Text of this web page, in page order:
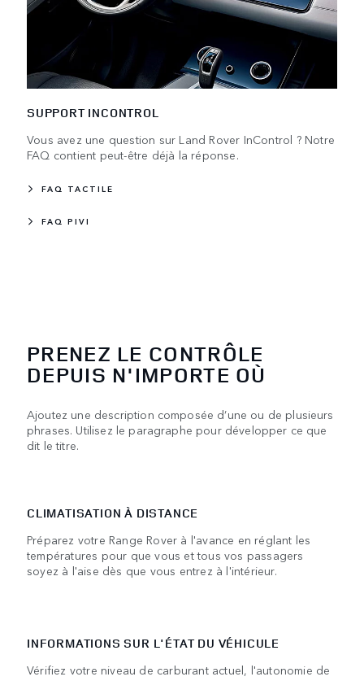
SUPPORT INCONTROL
Vous avez une question sur Land Rover InControl ? Notre
FAQ contient peut-être déjà la réponse.
FAQ TACTILE
FAQ PIVI
PRENEZ LE CONTRÔLE
DEPUIS N'IMPORTE OÙ
Ajoutez une description composée d’une ou de plusieurs
phrases. Utilisez le paragraphe pour développer ce que
dit le titre.
CLIMATISATION À DISTANCE
Préparez votre Range Rover à l'avance en réglant les
températures pour que vous et tous vos passagers
soyez à l'aise dès que vous entrez à l'intérieur.
INFORMATIONS SUR L'ÉTAT DU VÉHICULE
Vérifiez votre niveau de carburant actuel, l'autonomie de